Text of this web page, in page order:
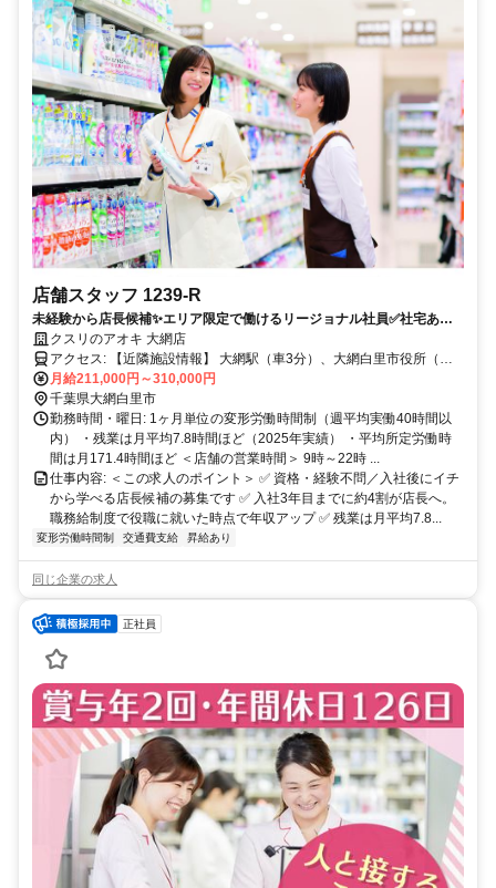
店舗スタッフ 1239-R
未経験から店長候補✨エリア限定で働けるリージョナル社員✅社宅あり
｜残業月7.8h
クスリのアオキ 大網店
アクセス: 【近隣施設情報】 大網駅（車3分）、大網白里市役所（車3
分）、アミリィ（車3分）
月給211,000円～310,000円
千葉県大網白里市
勤務時間・曜日: 1ヶ月単位の変形労働時間制（週平均実働40時間以
内） ・残業は月平均7.8時間ほど（2025年実績） ・平均所定労働時
間は月171.4時間ほど ＜店舗の営業時間＞ 9時～22時 ...
仕事内容: ＜この求人のポイント＞ ✅ 資格・経験不問／入社後にイチ
から学べる店長候補の募集です ✅ 入社3年目までに約4割が店長へ。
職務給制度で役職に就いた時点で年収アップ ✅ 残業は月平均7.8...
変形労働時間制 交通費支給 昇給あり
同じ企業の求人
正社員